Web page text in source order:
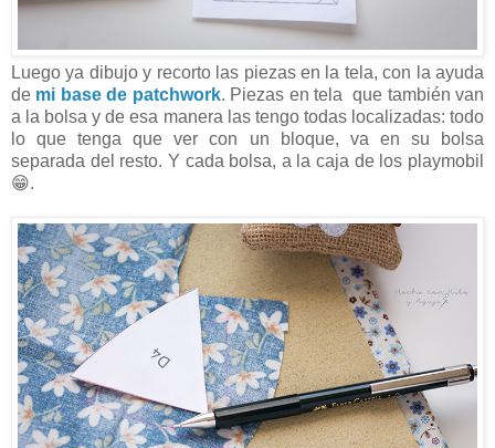
Luego ya dibujo y recorto las piezas en la tela, con la ayuda
de mi base de patchwork. Piezas en tela que también van
a la bolsa y de esa manera las tengo todas localizadas: todo
lo que tenga que ver con un bloque, va en su bolsa
separada del resto. Y cada bolsa, a la caja de los playmobil
😁.